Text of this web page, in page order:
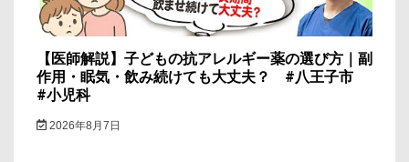
【医師解説】子どもの抗アレルギー薬の選び方｜副
作用・眠気・飲み続けても大丈夫？ #八王子市
#小児科
2026年8月7日